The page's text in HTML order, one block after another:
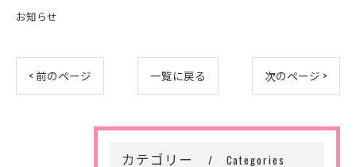
お知らせ
< 前のページ 一覧に戻る 次のページ >
カテゴリー Categories